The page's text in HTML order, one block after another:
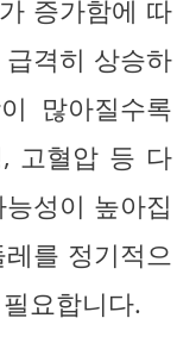
증가함에 따
격히 상승하
많아질수록
고혈압 등 다
성이 높아집
를 정기적으
요합니다.